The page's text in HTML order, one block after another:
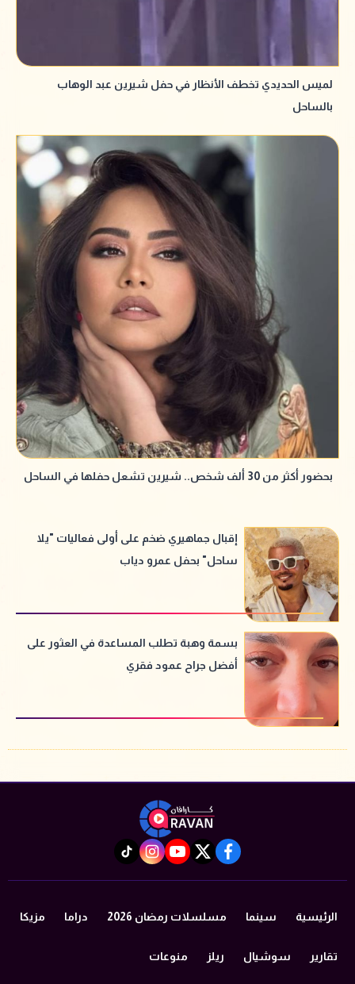
لميس الحديدي تخطف الأنظار في حفل شيرين عبد الوهاب
بالساحل
بحضور أكثر من 30 ألف شخص.. شيرين تشعل حفلها في الساحل
إقبال جماهيري ضخم على أولى فعاليات "يلا
ساحل" بحفل عمرو دياب
بسمة وهبة تطلب المساعدة في العثور على
أفضل جراح عمود فقري
facebook
twitter
youtube
instagram
tiktok
الرئيسية سينما مسلسلات رمضان 2026 دراما مزيكا
تقارير سوشيال ريلز منوعات